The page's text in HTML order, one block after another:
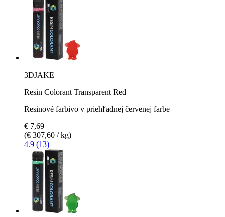
3DJAKE
Resin Colorant Transparent Red
Resinové farbivo v priehľadnej červenej farbe
€ 7,69
(€ 307,60 / kg)
4.9 (13)